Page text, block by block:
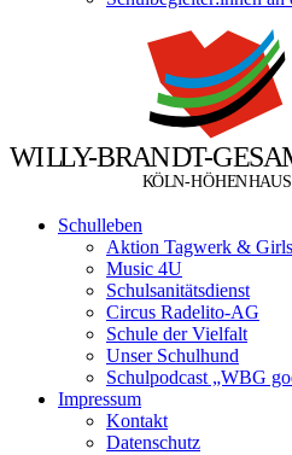
WILLY-BRANDT-GESA
KÖLN-HÖHENHAUS
Schulleben
Aktion Tagwerk &
Music 4U
Schulsanitätsdienst
Circus Radelito-AG
Schule der Vielfalt
Unser Schulhund
Schulpodcast „WBG
Impressum
Kontakt
Datenschutz